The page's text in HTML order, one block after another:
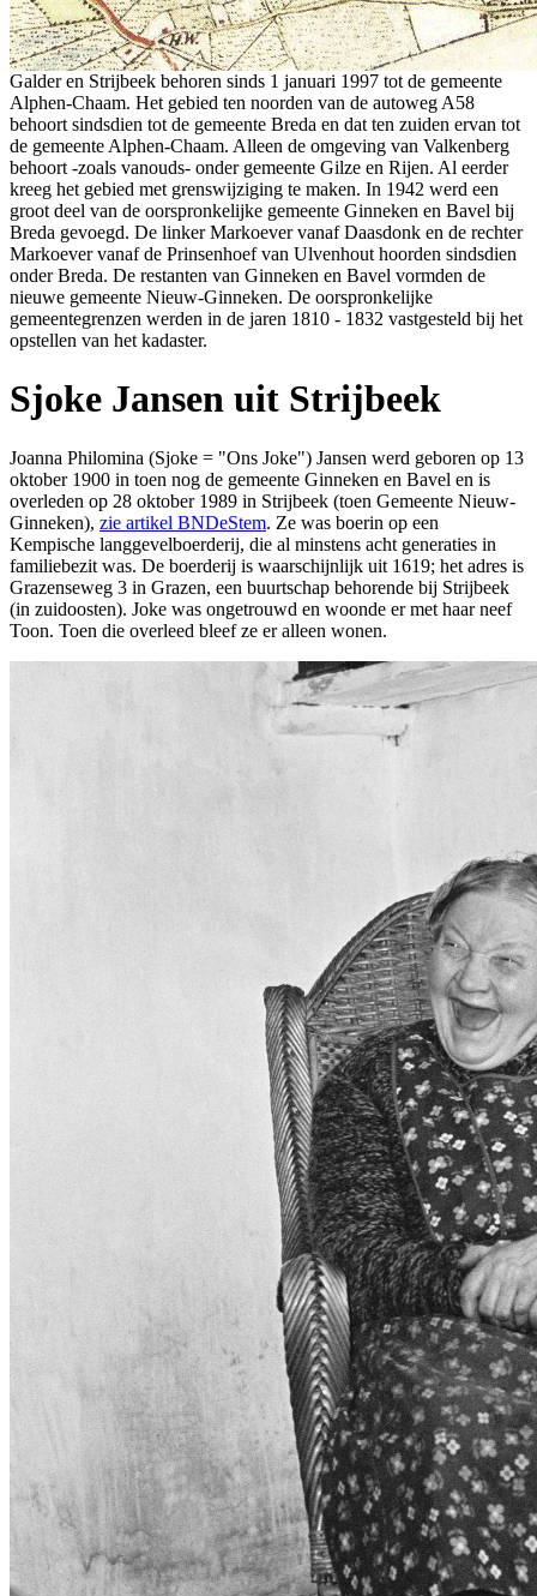
Galder en Strijbeek behoren sinds 1 januari 1997 tot de gemeente
Alphen-Chaam. Het gebied ten noorden van de autoweg A58
behoort sindsdien tot de gemeente Breda en dat ten zuiden ervan tot
de gemeente Alphen-Chaam. Alleen de omgeving van Valkenberg
behoort -zoals vanouds- onder gemeente Gilze en Rijen. Al eerder
kreeg het gebied met grenswijziging te maken. In 1942 werd een
groot deel van de oorspronkelijke gemeente Ginneken en Bavel bij
Breda gevoegd. De linker Markoever vanaf Daasdonk en de rechter
Markoever vanaf de Prinsenhoef van Ulvenhout hoorden sindsdien
onder Breda. De restanten van Ginneken en Bavel vormden de
nieuwe gemeente Nieuw-Ginneken. De oorspronkelijke
gemeentegrenzen werden in de jaren 1810 - 1832 vastgesteld bij het
opstellen van het kadaster.
Sjoke Jansen uit Strijbeek
Joanna Philomina (Sjoke = "Ons Joke") Jansen werd geboren op 13
oktober 1900 in toen nog de gemeente Ginneken en Bavel en is
overleden op 28 oktober 1989 in Strijbeek (toen Gemeente Nieuw-
Ginneken), zie artikel BNDeStem. Ze was boerin op een
Kempische langgevelboerderij, die al minstens acht generaties in
familiebezit was. De boerderij is waarschijnlijk uit 1619; het adres is
Grazenseweg 3 in Grazen, een buurtschap behorende bij Strijbeek
(in zuidoosten). Joke was ongetrouwd en woonde er met haar neef
Toon. Toen die overleed bleef ze er alleen wonen.